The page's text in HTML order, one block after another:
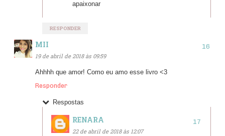
apaixonar
RESPONDER
MII
19 de abril de 2018 às 09:59
Ahhhh que amor! Como eu amo esse livro <3
Responder
Respostas
RENARA
22 de abril de 2018 às 12:07